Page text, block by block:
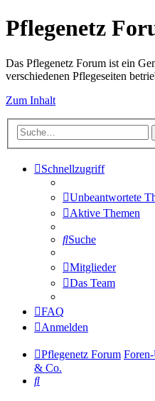
Pflegenetz
Das Pflegenetz Forum ist ein
verschiedenen Pflegeseiten
Zum Inhalt
Schnellzugriff
Unbeantwortete
Aktive Themen
Suche
Mitglieder
Das Team
FAQ
Anmelden
Pflegenetz Forum
& Co.
Suche